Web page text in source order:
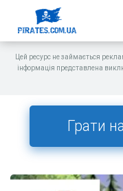
Цей ресурс не займається
інформація представлена
Грати